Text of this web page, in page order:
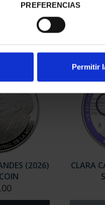
PREFERENCIAS
Permitir
(2026)
CLARA